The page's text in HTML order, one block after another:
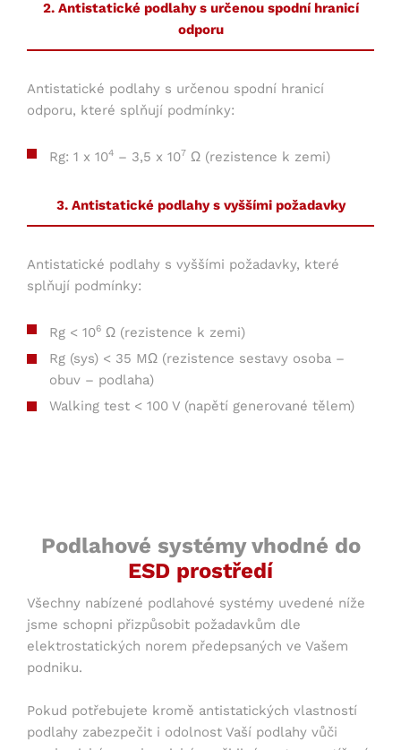
2. Antistatické podlahy s určenou spodní hranicí
odporu
Antistatické podlahy s určenou spodní hranicí
odporu, které splňují podmínky:
Rg: 1 x 104 – 3,5 x 107 Ω (rezistence k zemi)
3. Antistatické podlahy s vyššími požadavky
Antistatické podlahy s vyššími požadavky, které
splňují podmínky:
Rg < 106 Ω (rezistence k zemi)
Rg (sys) < 35 MΩ (rezistence sestavy osoba –
obuv – podlaha)
Walking test < 100 V (napětí generované tělem)
Podlahové systémy vhodné do
ESD prostředí
Všechny nabízené podlahové systémy uvedené níže
jsme schopni přizpůsobit požadavkům dle
elektrostatických norem předepsaných ve Vašem
podniku.
Pokud potřebujete kromě antistatických vlastností
podlahy zabezpečit i odolnost Vaší podlahy vůči